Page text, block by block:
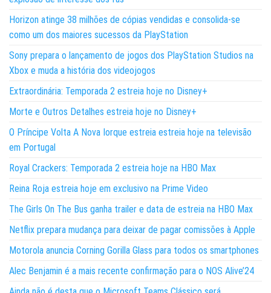
Horizon atinge 38 milhões de cópias vendidas e consolida-se
como um dos maiores sucessos da PlayStation
Sony prepara o lançamento de jogos dos PlayStation Studios na
Xbox e muda a história dos videojogos
Extraordinária: Temporada 2 estreia hoje no Disney+
Morte e Outros Detalhes estreia hoje no Disney+
O Príncipe Volta A Nova Iorque estreia estreia hoje na televisão
em Portugal
Royal Crackers: Temporada 2 estreia hoje na HBO Max
Reina Roja estreia hoje em exclusivo na Prime Video
The Girls On The Bus ganha trailer e data de estreia na HBO Max
Netflix prepara mudança para deixar de pagar comissões à Apple
Motorola anuncia Corning Gorilla Glass para todos os smartphones
Alec Benjamin é a mais recente confirmação para o NOS Alive’24